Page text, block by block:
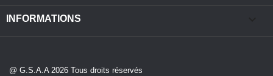
INFORMATIONS
@ G.S.A.A 2026 Tous droits réservés